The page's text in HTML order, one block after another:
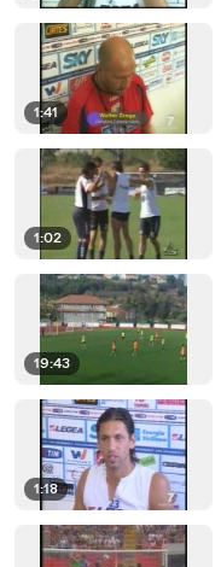
1:41
1:02
19:43
1:18